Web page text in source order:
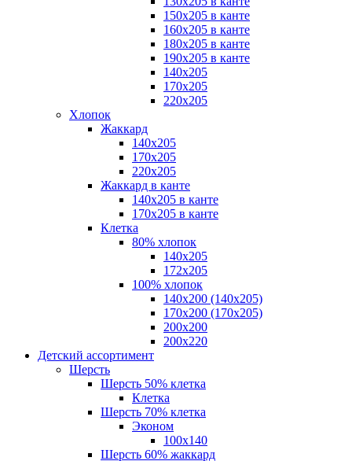
150х205 в канте
160х205 в канте
180х205 в канте
190х205 в канте
140х205
170х205
220х205
Хлопок
Жаккард
140x205
170х205
220х205
Жаккард в канте
140х205 в канте
170х205 в канте
Клетка
80% хлопок
140x205
172х205
100% хлопок
140x200 (140х205)
170x200 (170х205)
200х200
200х220
Детский ассортимент
Шерсть
Шерсть 50% клетка
Клетка
Шерсть 70% клетка
Эконом
100x140
Шерсть 60% жаккард